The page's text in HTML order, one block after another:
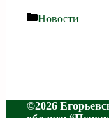
Рубрики
Новости
©2026